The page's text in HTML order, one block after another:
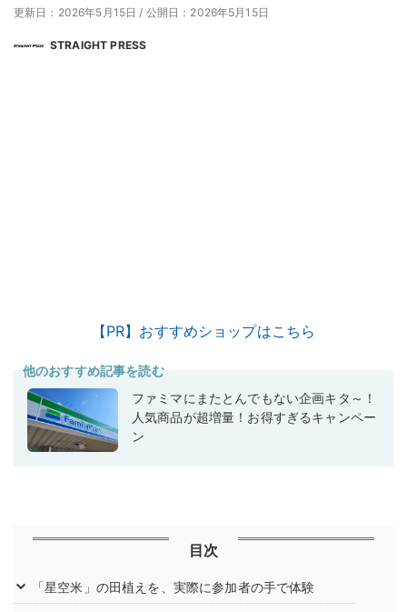
更新日：2026年5月15日 / 公開日：2026年5月15日
STRAIGHT PRESS
【PR】おすすめショップはこちら
他のおすすめ記事を読む
ファミマにまたとんでもない企画キタ～！
人気商品が超増量！お得すぎるキャンペー
ン
目次
「星空米」の田植えを、実際に参加者の手で体験